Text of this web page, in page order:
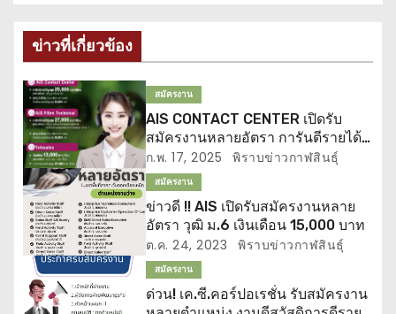
ะ
แ
น
ว
เ
รื่
อ
ง
ข่าวที่เกี่ยวข้อง
สมัครงาน
AIS CONTACT CENTER เปิดรับ
สมัครงานหลายอัตรา การันตีรายได้
สูงสุด 25,000 บาท/เดือน
ก.พ. 17, 2025 พิราบข่าวกาฬสินธุ์
สมัครงาน
ข่าวดี !! AIS เปิดรับสมัครงานหลาย
อัตรา วุฒิ ม.6 เงินเดือน 15,000 บาท
ต.ค. 24, 2023 พิราบข่าวกาฬสินธุ์
สมัครงาน
ด่วน! เค.ซี.คอร์ปอเรชั่น รับสมัครงาน